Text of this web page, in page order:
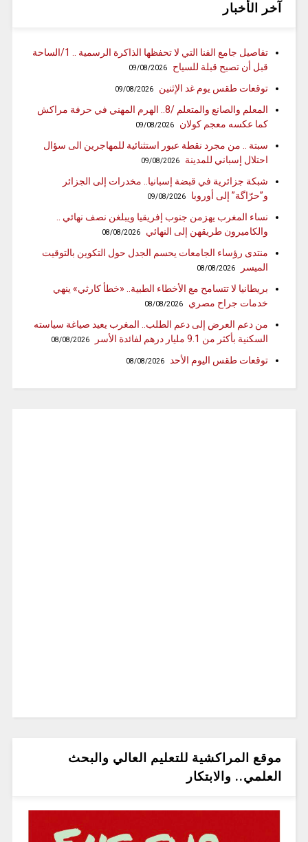
آخر الأخبار
تفاصيل جامع الفنا التي لا تحفظها الذاكرة الرسمية .. 1/الساحة
قبل أن تصبح قبلة للسياح
09/08/2026
توقعات طقس يوم غد الإثنين 09/08/2026
المعلم والصانع والمتعلم /8.. الهرم المهني في حرفة مراكش
كما عكسه معجم كولان
09/08/2026
سبتة .. من مجرد نقطة عبور استثنائية للمهاجرين الى سؤال
احتلال إسباني للمدينة
09/08/2026
شبكة جزائرية في قبضة إسبانيا.. مخدرات إلى الجزائر
و”حرّاگة” إلى أوروبا
09/08/2026
نساء المغرب يهزمن جنوب إفريقيا ويبلغن نصف نهائي ..
والكاميرون طريقهن إلى النهائي
08/08/2026
منتدى رؤساء الجامعات يحسم الجدل حول التكوين بالتوقيت
الميسر
08/08/2026
بريطانيا لا تتسامح مع الأخطاء الطبية.. «خطأ كارثي» ينهي
خدمات جراح مصري
08/08/2026
من دعم العرض إلى دعم الطلب.. المغرب يعيد صياغة سياسته
السكنية بأكثر من 9.1 مليار درهم لفائدة الأسر
08/08/2026
توقعات طقس اليوم الأحد 08/08/2026
موقع المراكشية للتعليم العالي والبحث
العلمي.. والابتكار